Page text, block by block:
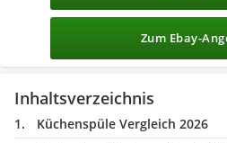
Zum Ebay-
Inhaltsverzeichnis
Küchenspüle Vergleich 2026